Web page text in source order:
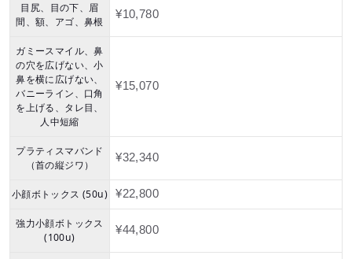
目尻、目の下、眉
間、額、アゴ、鼻根
¥10,780
ガミースマイル、鼻
の穴を広げない、小
鼻を横に広げない、
バニーライン、口角
を上げる、タレ目、
人中短縮
¥15,070
プラティスマバンド
（首の縦ジワ）
¥32,340
小顔ボトックス (50u) ¥22,800
強力小顔ボトックス
(100u)
¥44,800